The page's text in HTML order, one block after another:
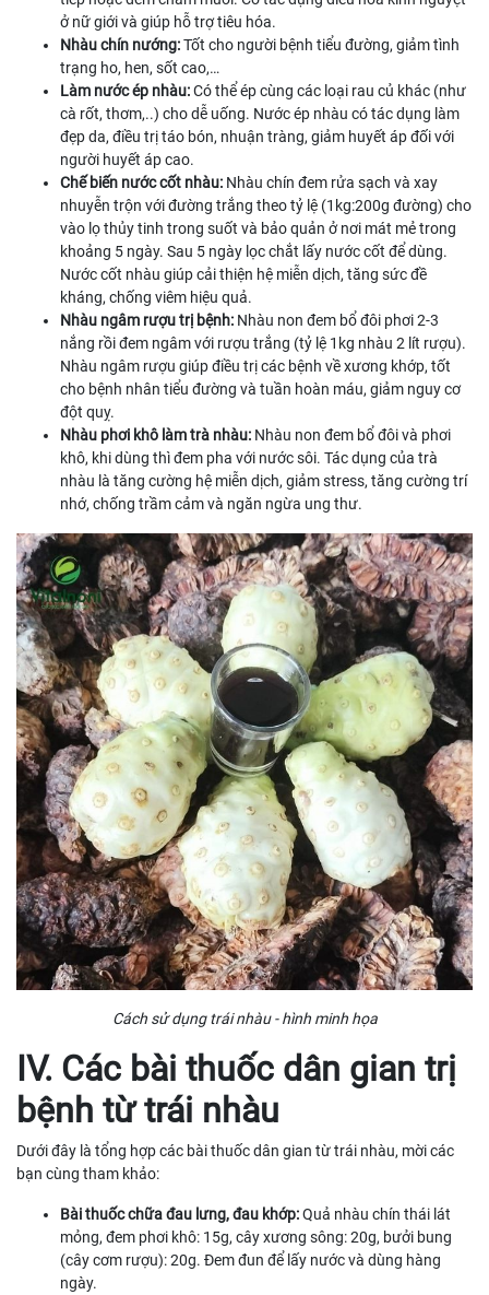
ở nữ giới và giúp hỗ trợ tiêu hóa.
Nhàu chín nướng:Tốt cho người bệnh tiểu đường, giảm tình
trạng ho, hen, sốt cao,…
Làm nước ép nhàu:Có thể ép cùng các loại rau củ khác (như
cà rốt, thơm,..) cho dễ uống. Nước ép nhàu có tác dụng làm
đẹp da, điều trị táo bón, nhuận tràng, giảm huyết áp đối với
người huyết áp cao.
Chế biến nước cốt nhàu: Nhàu chín đem rửa sạch và xay
nhuyễn trộn với đường trắng theo tỷ lệ (1kg:200g đường) cho
vào lọ thủy tinh trong suốt và bảo quản ở nơi mát mẻ trong
khoảng 5 ngày. Sau 5 ngày lọc chắt lấy nước cốt để dùng.
Nước cốt nhàu giúp cải thiện hệ miễn dịch, tăng sức đề
kháng, chống viêm hiệu quả.
Nhàu ngâm rượu trị bệnh: Nhàu non đem bổ đôi phơi 2-3
nắng rồi đem ngâm với rượu trắng (tỷ lệ 1kg nhàu 2 lít rượu).
Nhàu ngâm rượu giúp điều trị các bệnh về xương khớp, tốt
cho bệnh nhân tiểu đường và tuần hoàn máu, giảm nguy cơ
đột quỵ.
Nhàu phơi khô làm trà nhàu: Nhàu non đem bổ đôi và phơi
khô, khi dùng thì đem pha với nước sôi. Tác dụng của trà
nhàu là tăng cường hệ miễn dịch, giảm stress, tăng cường trí
nhớ, chống trầm cảm và ngăn ngừa ung thư.
Cách sử dụng trái nhàu - hình minh họa
IV. Các bài thuốc dân gian trị
bệnh từ trái nhàu
Dưới đây là tổng hợp các bài thuốc dân gian từ trái nhàu, mời các
bạn cùng tham khảo:
Bài thuốc chữa đau lưng, đau khớp:Quả nhàu chín thái lát
mỏng, đem phơi khô: 15g, cây xương sông: 20g, bưởi bung
(cây cơm rượu): 20g. Đem đun để lấy nước và dùng hàng
ngày.